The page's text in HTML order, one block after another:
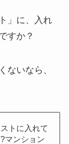
」に、入れ
すか？
ないなら、
トに入れて
マンション